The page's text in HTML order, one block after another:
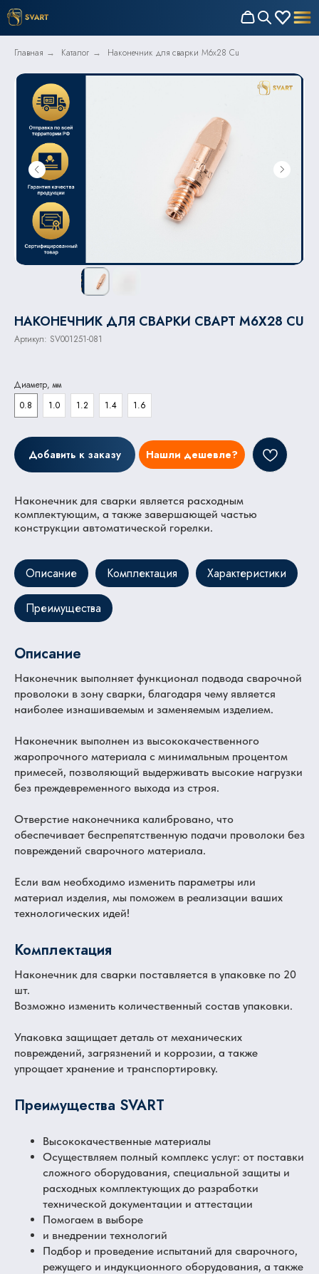
Главная → Каталог → Наконечник для сварки M6x28 Cu
НАКОНЕЧНИК ДЛЯ СВАРКИ СВАРТ M6X28 CU
Артикул: SV001251-081
Диаметр, мм
0.8
1.0 1.2 1.4 1.6
Добавить к заказу Нашли дешевле?
Наконечник для сварки является расходным
комплектующим, а также завершающей частью
конструкции автоматической горелки.
Описание Комплектация Характеристики
Преимущества
Описание
Наконечник выполняет функционал подвода сварочной
проволоки в зону сварки, благодаря чему является
наиболее изнашиваемым и заменяемым изделием.
Наконечник выполнен из высококачественного
жаропрочного материала с минимальным процентом
примесей, позволяющий выдерживать высокие нагрузки
без преждевременного выхода из строя.
Отверстие наконечника калибровано, что
обеспечивает беспрепятственную подачи проволоки без
повреждений сварочного материала.
Если вам необходимо изменить параметры или
материал изделия, мы поможем в реализации ваших
технологических идей!
Комплектация
Наконечник для сварки поставляется в упаковке по 20
шт.
Возможно изменить количественный состав упаковки.
Упаковка защищает деталь от механических
повреждений, загрязнений и коррозии, а также
упрощает хранение и транспортировку.
Преимущества SVART
Высококачественные материалы
Осуществляем полный комплекс услуг: от поставки
сложного оборудования, специальной защиты и
расходных комплектующих до разработки
технической документации и аттестации
Помогаем в выборе
и внедрении технологий
Подбор и проведение испытаний для сварочного,
режущего и индукционного оборудования, а также